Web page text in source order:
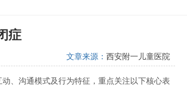
症
文章来源： 西安附一儿童医院
、沟通模式及行为特征，重点关注以下核心表